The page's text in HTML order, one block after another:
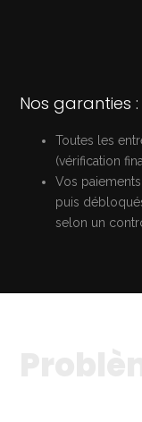
Nos garanties :
Toutes les
(vérification
Vos
puis
selon un